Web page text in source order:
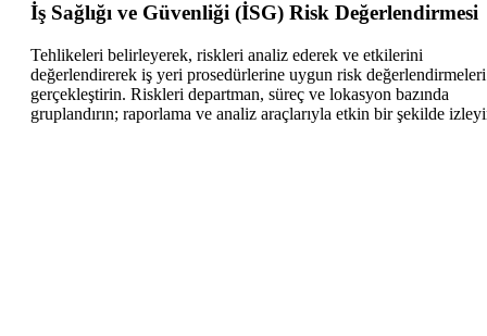
İş Sağlığı ve Güvenliği (İSG) Risk Değerlendirmesi
Tehlikeleri belirleyerek, riskleri analiz ederek ve etkilerini
değerlendirerek iş yeri prosedürlerine uygun risk değerlendirmeleri
gerçekleştirin. Riskleri departman, süreç ve lokasyon bazında
gruplandırın; raporlama ve analiz araçlarıyla etkin bir şekilde